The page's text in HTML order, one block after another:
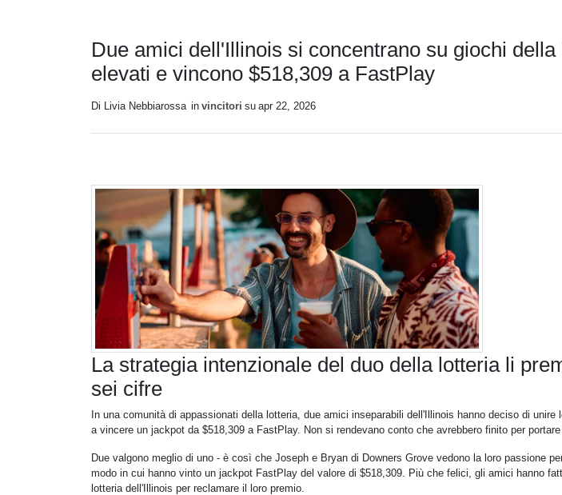
Due amici dell'Illinois si concentrano su giochi
elevati e vincono $518,309 a FastPlay
Di Livia Nebbiarossa in vincitori su apr 22, 2026
La strategia intenzionale del duo della lotteria li
sei cifre
In una comunità di appassionati della lotteria, due amici inseparabili dell'Illinois hanno deciso di unire
a vincere un jackpot da $518,309 a FastPlay. Non si rendevano conto che avrebbero finito per
Due valgono meglio di uno - è così che Joseph e Bryan di Downers Grove vedono la loro passione
modo in cui hanno vinto un jackpot FastPlay del valore di $518,309. Più che felici, gli amici hanno
lotteria dell'Illinois per reclamare il loro premio.